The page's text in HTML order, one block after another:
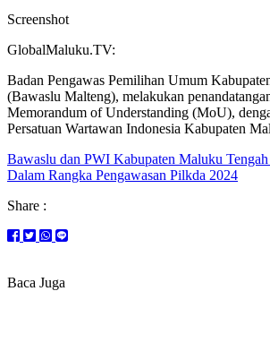
Screenshot
GlobalMaluku.TV:
Badan Pengawas Pemilihan Umum
(Bawaslu Malteng), melakukan
Memorandum of Understanding (MoU),
Persatuan Wartawan Indonesia Kabupaten
Bawaslu dan PWI Kabupaten Maluku
Dalam Rangka Pengawasan Pilkda 2024
Share :
Baca Juga